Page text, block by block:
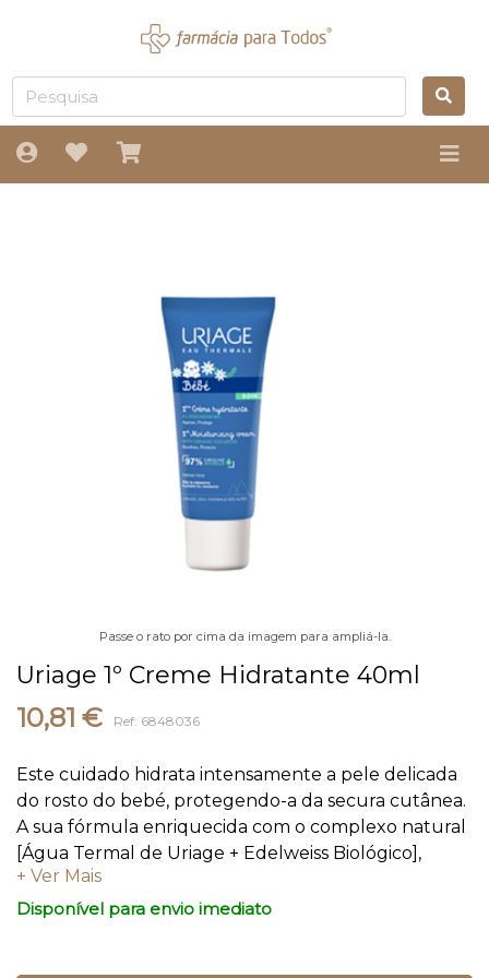
Passe o rato por cima da imagem para ampliá-la.
Uriage 1º Creme Hidratante 40ml
10,81 € Ref: 6848036
Este cuidado hidrata intensamente a pele delicada
do rosto do bebé, protegendo-a da secura cutânea.
A sua fórmula enriquecida com o complexo natural
[Água Termal de Uriage + Edelweiss Biológico],
forma um filme protetor na pele. A pele do rosto
fica macia, hidratada e delicadamente perfumada.
Disponível para envio imediato